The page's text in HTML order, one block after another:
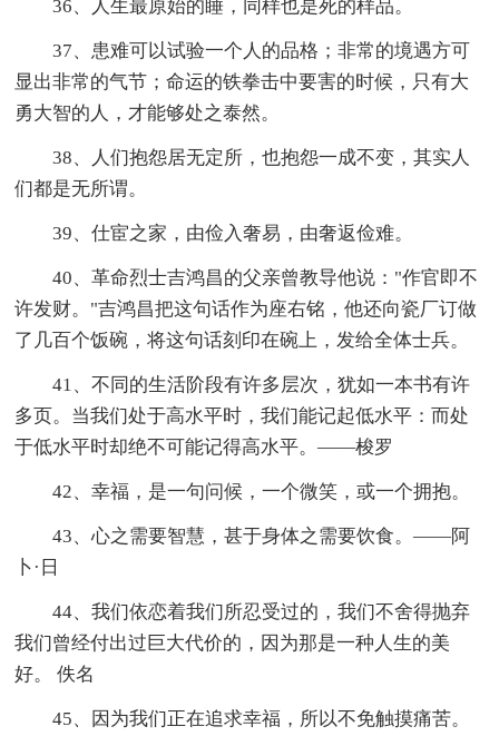
36、人生最原始的睡，同样也是死的样品。
37、患难可以试验一个人的品格；非常的境遇方可
显出非常的气节；命运的铁拳击中要害的时候，只有大
勇大智的人，才能够处之泰然。
38、人们抱怨居无定所，也抱怨一成不变，其实人
们都是无所谓。
39、仕宦之家，由俭入奢易，由奢返俭难。
40、革命烈士吉鸿昌的父亲曾教导他说："作官即不
许发财。"吉鸿昌把这句话作为座右铭，他还向瓷厂订做
了几百个饭碗，将这句话刻印在碗上，发给全体士兵。
41、不同的生活阶段有许多层次，犹如一本书有许
多页。当我们处于高水平时，我们能记起低水平：而处
于低水平时却绝不可能记得高水平。——梭罗
42、幸福，是一句问候，一个微笑，或一个拥抱。
43、心之需要智慧，甚于身体之需要饮食。——阿
卜·日
44、我们依恋着我们所忍受过的，我们不舍得抛弃
我们曾经付出过巨大代价的，因为那是一种人生的美
好。 佚名
45、因为我们正在追求幸福，所以不免触摸痛苦。